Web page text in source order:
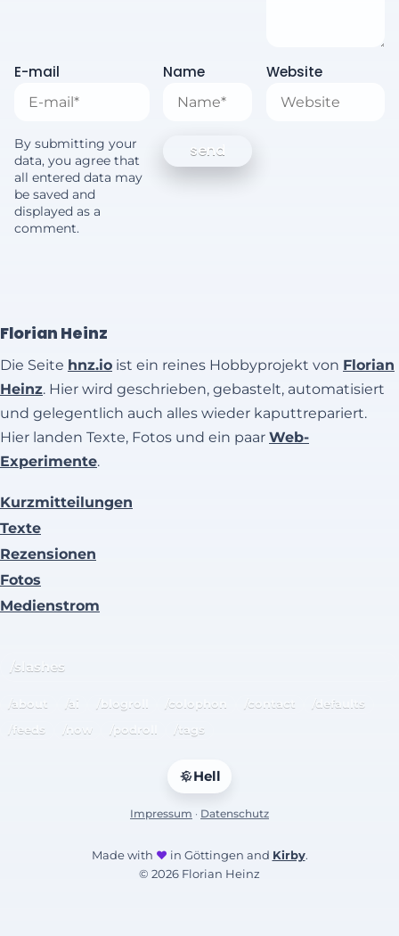
E-mail Name Website
By submitting your
data, you agree that
all entered data may
be saved and
displayed as a
comment.
Florian Heinz
Die Seite hnz.io ist ein reines Hobbyprojekt von Florian
Heinz. Hier wird geschrieben, gebastelt, automatisiert
und gelegentlich auch alles wieder kaputtrepariert.
Hier landen Texte, Fotos und ein paar Web-
Experimente.
Kurzmitteilungen
Texte
Rezensionen
Fotos
Medienstrom
/slashes
/about /ai /blogroll /colophon /contact
/defaults
/feeds
/now /podroll /tags
Hell
Impressum · Datenschutz
Made with ♥ in Göttingen and Kirby.
© 2026 Florian Heinz